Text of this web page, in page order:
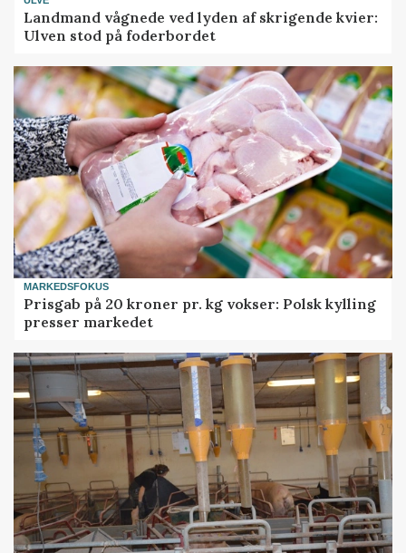
Landmand vågnede ved lyden af skrigende kvier:
Ulven stod på foderbordet
MARKEDSFOKUS
Prisgab på 20 kroner pr. kg vokser: Polsk kylling
presser markedet